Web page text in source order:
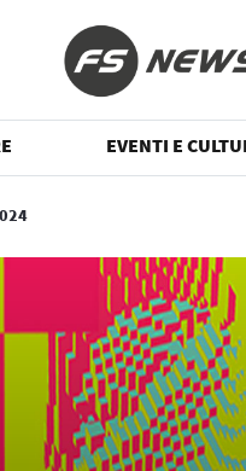
EVENTI E